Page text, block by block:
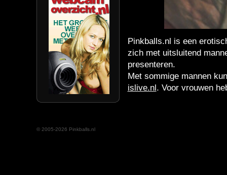
Pinkballs.nl is een
zich met uitsluitend
presenteren.
Met sommige mannen
islive.nl . Voor vrouwen
© 2005-2026 Pinkballs.nl